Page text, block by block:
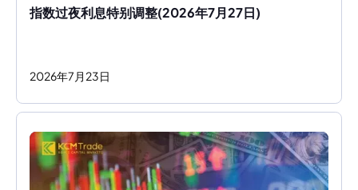
指数过夜利息特别调整(2026年7月27日)
2026年7 月 23日